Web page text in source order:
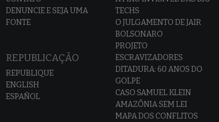
DENUNCIE E SEJA UMA
FONTE
REPUBLICAÇÃO
REPUBLIQUE
ENGLISH
ESPAÑOL
TECHS
O JULGAMENTO DE JAIR
BOLSONARO
PROJETO
ESCRAVIZADORES
DITADURA: 60 ANOS DO
GOLPE
CASO SAMUEL KLEIN
AMAZÔNIA SEM LEI
MAPA DOS CONFLITOS